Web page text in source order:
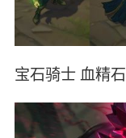
宝石骑士 血精石